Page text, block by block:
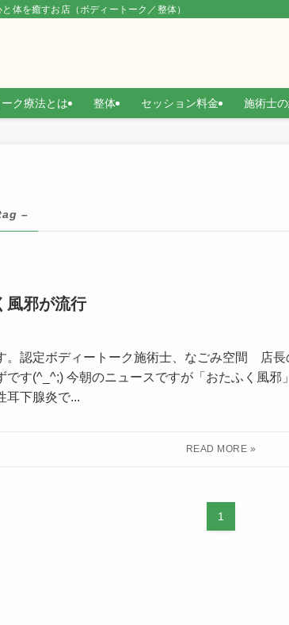
体を癒すお店（ボディートーク／整体）
ク療法とは 整体 セッション料金 施術士
–
風邪が流行
。認定ボディートーク施術士、なごみ空間 店
です(^_^;) 今朝のニュースですが「おたふく風邪
耳下腺炎で...
1